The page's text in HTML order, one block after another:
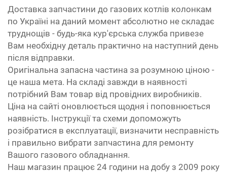
Доставка запчастини до газових котлів колонкам
по Україні на даний момент абсолютно не складає
труднощів - будь-яка кур'єрська служба привезе
Вам необхідну деталь практично на наступний день
після відправки.
Оригінальна запасна частина за розумною ціною -
це наша мета. На складі завжди в наявності
потрібний Вам товар від провідних виробників.
Ціна на сайті оновлюється щодня і поповнюється
наявність. Інструкції та схеми допоможуть
розібратися в експлуатації, визначити несправність
і правильно вибрати запчастина для ремонту
Вашого газового обладнання.
Наш магазин працює 24 години на добу з 2009 року